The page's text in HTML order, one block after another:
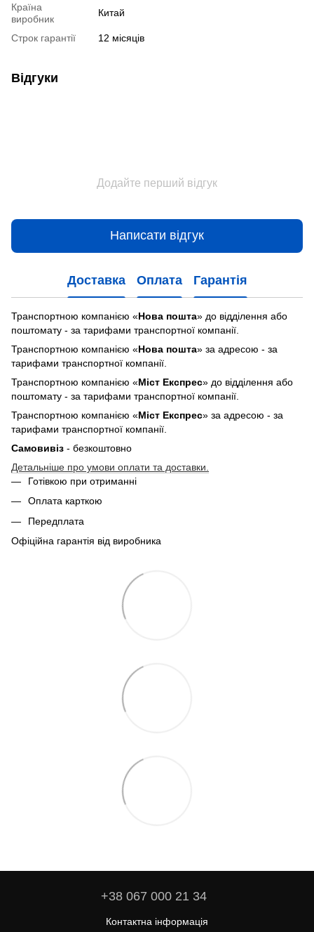
Країна
виробник
Китай
Строк гарантії 12 місяців
Відгуки
Додайте перший відгук
Написати відгук
Доставка Оплата Гарантія
Транспортною компанією «Нова пошта» до відділення або
поштомату - за тарифами транспортної компанії.
Транспортною компанією «Нова пошта» за адресою - за
тарифами транспортної компанії.
Транспортною компанією «Міст Експрес» до відділення або
поштомату - за тарифами транспортної компанії.
Транспортною компанією «Міст Експрес» за адресою - за
тарифами транспортної компанії.
Самовивіз - безкоштовно
Детальніше про умови оплати та доставки.
Готівкою при отриманні
Оплата карткою
Передплата
Офіційна гарантія від виробника
+38 067 000 21 34
Контактна інформація